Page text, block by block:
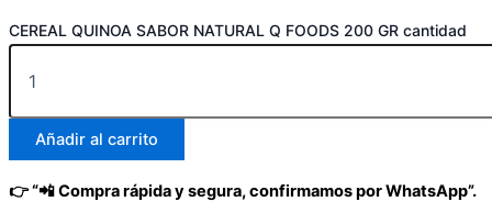
CEREAL QUINOA SABOR NATURAL Q FOODS 200 GR cantidad
Añadir al carrito
👉 “📲 Compra rápida y segura, confirmamos por WhatsApp”.